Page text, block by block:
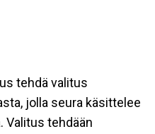
tehdä valitus
jolla seura käsittelee
Valitus tehdään